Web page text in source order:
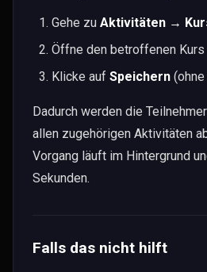
Gehe zu Aktivitäten →
Öffne den betroffenen Kurs
Klicke auf Speichern
Dadurch werden die
allen zugehörigen Aktivitäten
Vorgang läuft im Hintergrund
Sekunden.
Falls das nicht hilft
Künstliche Intelligenz
Links
Kontakt